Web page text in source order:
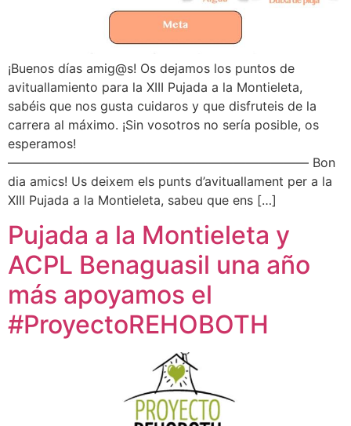
¡Buenos días amig@s! Os dejamos los puntos de
avituallamiento para la XIII Pujada a la Montieleta,
sabéis que nos gusta cuidaros y que disfruteis de la
carrera al máximo. ¡Sin vosotros no sería posible, os
esperamos!
———————————————————————— Bon
dia amics! Us deixem els punts d’avituallament per a la
XIII Pujada a la Montieleta, sabeu que ens […]
Pujada a la Montieleta y
ACPL Benaguasil una año
más apoyamos el
#ProyectoREHOBOTH